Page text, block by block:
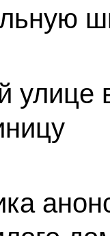
улице